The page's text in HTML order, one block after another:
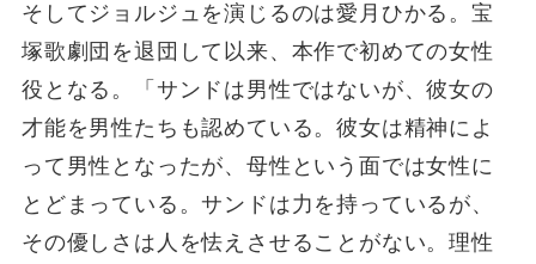
そしてジョルジュを演じるのは愛月ひかる。宝
塚歌劇団を退団して以来、本作で初めての女性
役となる。「サンドは男性ではないが、彼女の
才能を男性たちも認めている。彼女は精神によ
って男性となったが、母性という面では女性に
とどまっている。サンドは力を持っているが、
その優しさは人を怯えさせることがない。理性